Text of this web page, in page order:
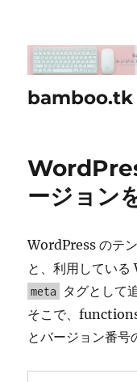
bamboo.tk
ージョン
WordPress のテ
と、利用してい
meta タグとして
そこで、
とバージョン番号